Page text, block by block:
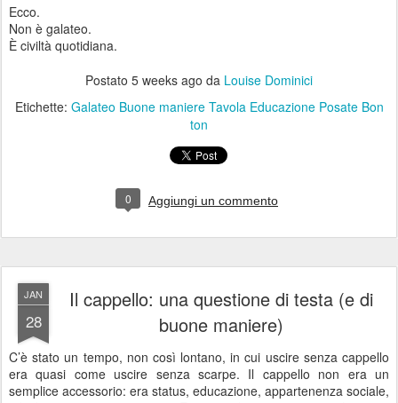
Ecco.
Non è galateo.
È civiltà quotidiana.
Postato 5 weeks ago da Louise Dominici
Etichette: Galateo Buone maniere Tavola Educazione Posate Bon
ton
0 Aggiungi un commento
JAN
28
Il cappello: una questione di testa (e di
buone maniere)
C’è stato un tempo, non così lontano, in cui uscire senza cappello
era quasi come uscire senza scarpe. Il cappello non era un
semplice accessorio: era status, educazione, appartenenza sociale,